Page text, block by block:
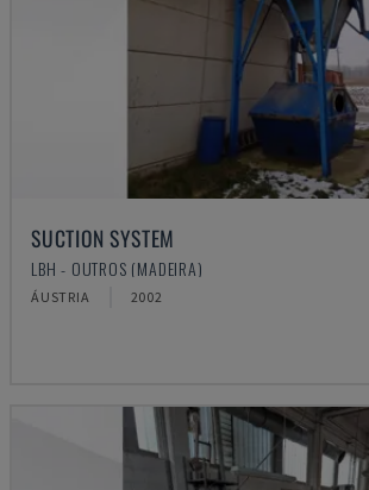
SUCTION SYSTEM
LBH - OUTROS (MADEIRA)
ÁUSTRIA 2002